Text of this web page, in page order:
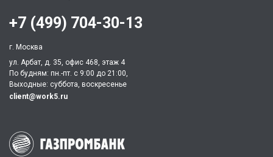
+7 (499) 704-30-13
г. Москва
ул. Арбат, д. 35, офис 468, этаж 4
По будням: пн.-пт. c 9:00 до 21:00,
Выходные: суббота, воскресенье
client@work5.ru